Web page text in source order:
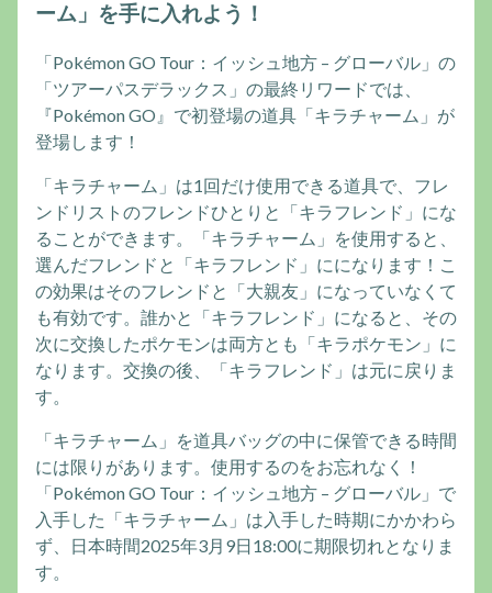
ーム」を手に入れよう！
「Pokémon GO Tour：イッシュ地方 – グローバル」の
「ツアーパスデラックス」の最終リワードでは、
『Pokémon GO』で初登場の道具「キラチャーム」が
登場します！
「キラチャーム」は1回だけ使用できる道具で、フレ
ンドリストのフレンドひとりと「キラフレンド」にな
ることができます。「キラチャーム」を使用すると、
選んだフレンドと「キラフレンド」にになります！こ
の効果はそのフレンドと「大親友」になっていなくて
も有効です。誰かと「キラフレンド」になると、その
次に交換したポケモンは両方とも「キラポケモン」に
なります。交換の後、「キラフレンド」は元に戻りま
す。
「キラチャーム」を道具バッグの中に保管できる時間
には限りがあります。使用するのをお忘れなく！
「Pokémon GO Tour：イッシュ地方 – グローバル」で
入手した「キラチャーム」は入手した時期にかかわら
ず、日本時間2025年3月9日18:00に期限切れとなりま
す。